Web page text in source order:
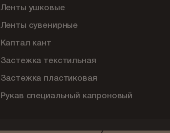
Ленты ушковые
Ленты сувенирные
Каптал кант
Застежка текстильная
Застежка пластиковая
Рукав специальный капроновый